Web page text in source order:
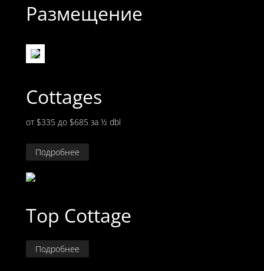
Размещение
Cottages
от $335 до $685 за ½ dbl
Подробнее
Top Cottage
Подробнее